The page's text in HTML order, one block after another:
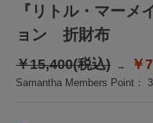
『リトル・マーメ
ョン 折財布
￥15,400(税込) ￥
Samantha Members Point：